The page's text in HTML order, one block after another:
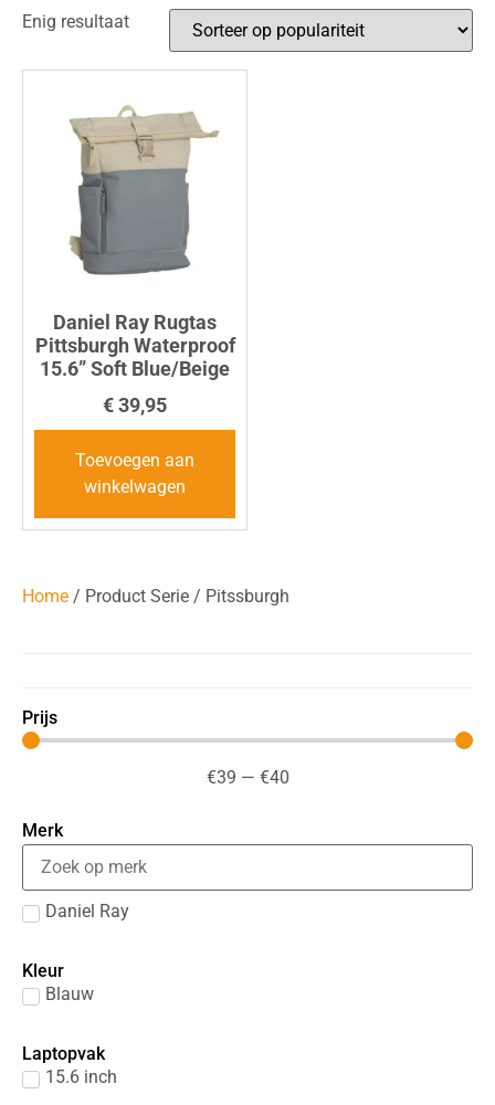
Prijs
€39 — €40
Merk
Daniel Ray
Kleur
Blauw
Laptopvak
15.6 inch
Enig resultaat
Daniel Ray Rugtas
Pittsburgh Waterproof
15.6” Soft Blue/Beige
€39,95
Toevoegen aan
winkelwagen
Home / Product Serie / Pitssburgh